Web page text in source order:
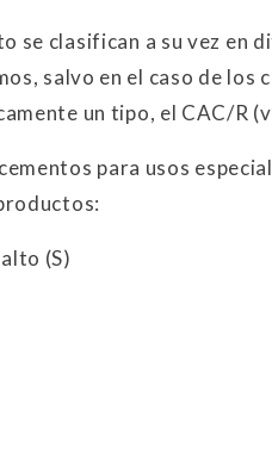
se clasifican a su vez en
salvo en el caso de los
un tipo, el CAC/R
para usos
(S)